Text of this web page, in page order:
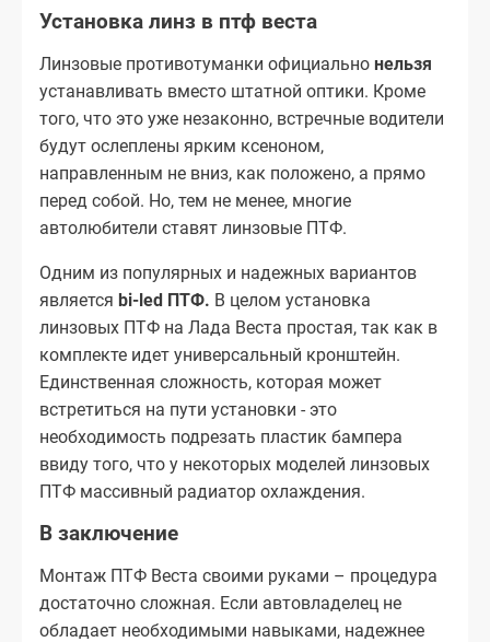
Установка линз в птф веста
Линзовые противотуманки официально нельзя
устанавливать вместо штатной оптики. Кроме
того, что это уже незаконно, встречные водители
будут ослеплены ярким ксеноном,
направленным не вниз, как положено, а прямо
перед собой. Но, тем не менее, многие
автолюбители ставят линзовые ПТФ.
Одним из популярных и надежных вариантов
является bi-led ПТФ. В целом установка
линзовых ПТФ на Лада Веста простая, так как в
комплекте идет универсальный кронштейн.
Единственная сложность, которая может
встретиться на пути установки - это
необходимость подрезать пластик бампера
ввиду того, что у некоторых моделей линзовых
ПТФ массивный радиатор охлаждения.
В заключение
Монтаж ПТФ Веста своими руками – процедура
достаточно сложная. Если автовладелец не
обладает необходимыми навыками, надежнее